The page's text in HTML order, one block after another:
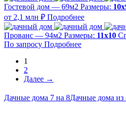
Гостевой дом — 69м2 Размеры:
от 2,1 млн ₽ Подробнее
Прованс — 94м2 Размеры: 11х10
По запросу Подробнее
1
2
Далее →
Дачные дома 7 на 8Дачные дома из